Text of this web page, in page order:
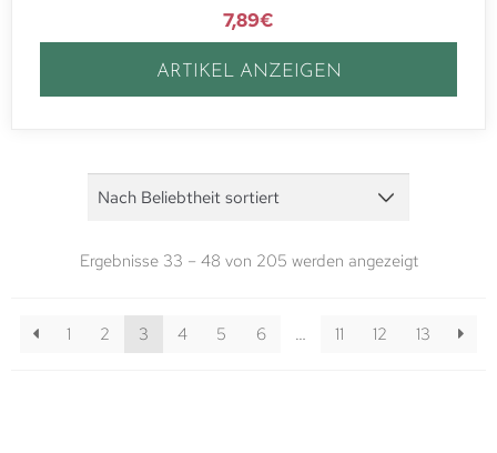
7,89€
ARTIKEL ANZEIGEN
Ergebnisse 33 – 48 von 205 werden angezeigt
1 2 3 4 5 6 … 11 12 13